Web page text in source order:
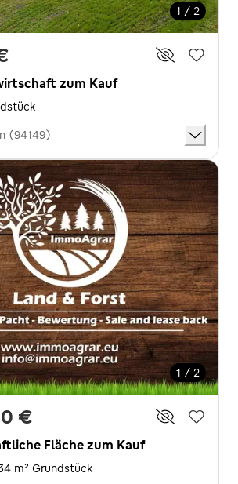
1 / 2
zum Kauf
(94149)
1 / 2
€
Fläche zum Kauf
m² Grundstück